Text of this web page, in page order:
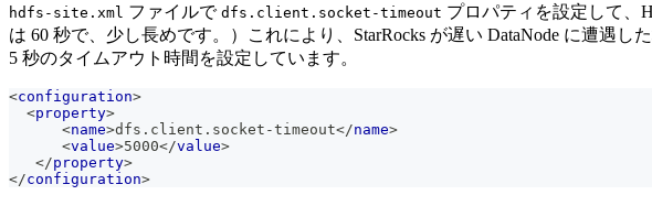
hdfs-site.xml ファイルで dfs.client.socket-timeout プロパティを設定して、
は 60 秒で、少し長めです。）これにより、StarRocks が遅い DataNode に遭遇
5 秒のタイムアウト時間を設定しています。
<configuration>
<property>
<name>dfs.client.socket-timeout</name>
<value>5000</value>
</property>
</configuration>